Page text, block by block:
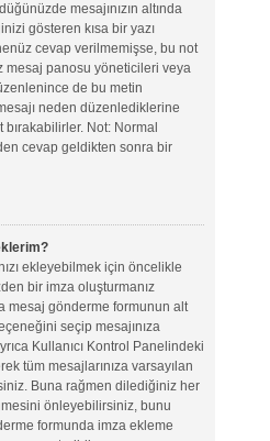
mesajınızın altında
gösteren kısa bir yazı
cevap verilmemişse, bu not
mesaj panosu yöneticileri veya
de bu metin
neden düzenlediklerine
Not: Normal
cevap geldikten sonra bir
ekleyebilmek için öncelikle
bir imza oluşturmanız
mesaj gönderme formunun alt
seçip mesajınıza
Kullanıcı Kontrol Panelindeki
tüm mesajlarınıza varsayılan
Buna rağmen dilediğiniz her
önleyebilirsiniz, bunu
formunda imza ekleme